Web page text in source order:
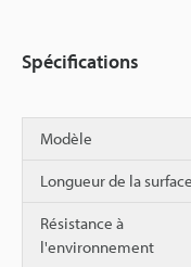
Spécifications
Modèle
Longueur de la
Résistance à
l'environnement